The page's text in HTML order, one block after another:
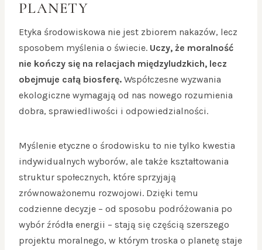
PLANETY
Etyka środowiskowa nie jest zbiorem nakazów, lecz
sposobem myślenia o świecie. Uczy, że moralność
nie kończy się na relacjach międzyludzkich, lecz
obejmuje całą biosferę. Współczesne wyzwania
ekologiczne wymagają od nas nowego rozumienia
dobra, sprawiedliwości i odpowiedzialności.
Myślenie etyczne o środowisku to nie tylko kwestia
indywidualnych wyborów, ale także kształtowania
struktur społecznych, które sprzyjają
zrównoważonemu rozwojowi. Dzięki temu
codzienne decyzje – od sposobu podróżowania po
wybór źródła energii – stają się częścią szerszego
projektu moralnego, w którym troska o planetę staje